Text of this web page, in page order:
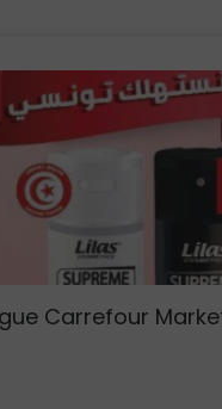
Carrefour